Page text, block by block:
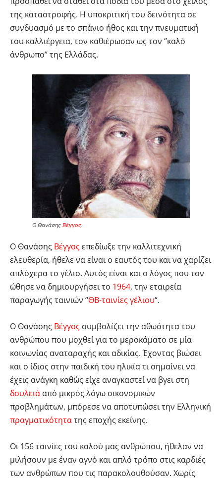
της καταστροφής. Η υποκριτική του δεινότητα σε
συνδυασμό με το σπάνιο ήθος και την πνευματική
του καλλιέργεια, τον καθιέρωσαν ως τον ‘’καλό
άνθρωπο’’ της Ελλάδας.
Ο Θανάσης Βέγγος.
Ο Θανάσης Βέγγοςεπεδίωξε την καλλιτεχνική
ελευθερία, ήθελε να είναι ο εαυτός του και να χαρίζει
απλόχερα το γέλιο. Αυτός είναι και ο λόγος που τον
ώθησε να δημιουργήσει το 1964, την εταιρεία
παραγωγής ταινιών “ΘΒ-ταινίες γέλιου“.
Ο Θανάσης Βέγγος συμβολίζει την αθωότητα του
ανθρώπου που μοχθεί για το μεροκάματο σε μία
κοινωνίας αναταραχής και αδικίας. Έχοντας βιώσει
και ο ίδιος στην παιδική του ηλικία τι σημαίνει να
έχεις ανάγκη καθώς είχε αναγκαστεί να βγει στη
δουλειά από μικρός λόγω οικονομικών
προβλημάτων, μπόρεσε να αποτυπώσει την Ελληνική
πραγματικότητατης εποχής εκείνης.
Οι 156 ταινίες του καλού μας ανθρώπου, ήθελαν να
μιλήσουν με έναν αγνό και απλό τρόπο στις καρδιές
των ανθρώπων που τις παρακολουθούσαν. Χωρίς